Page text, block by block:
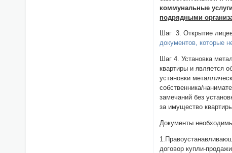
коммунальные
подрядными
Шаг 3. Открытие
документов, которые
Шаг 4. Установка
квартиры и является
установки
собственника/
замечаний без
за имущество
Документы
договор купли-